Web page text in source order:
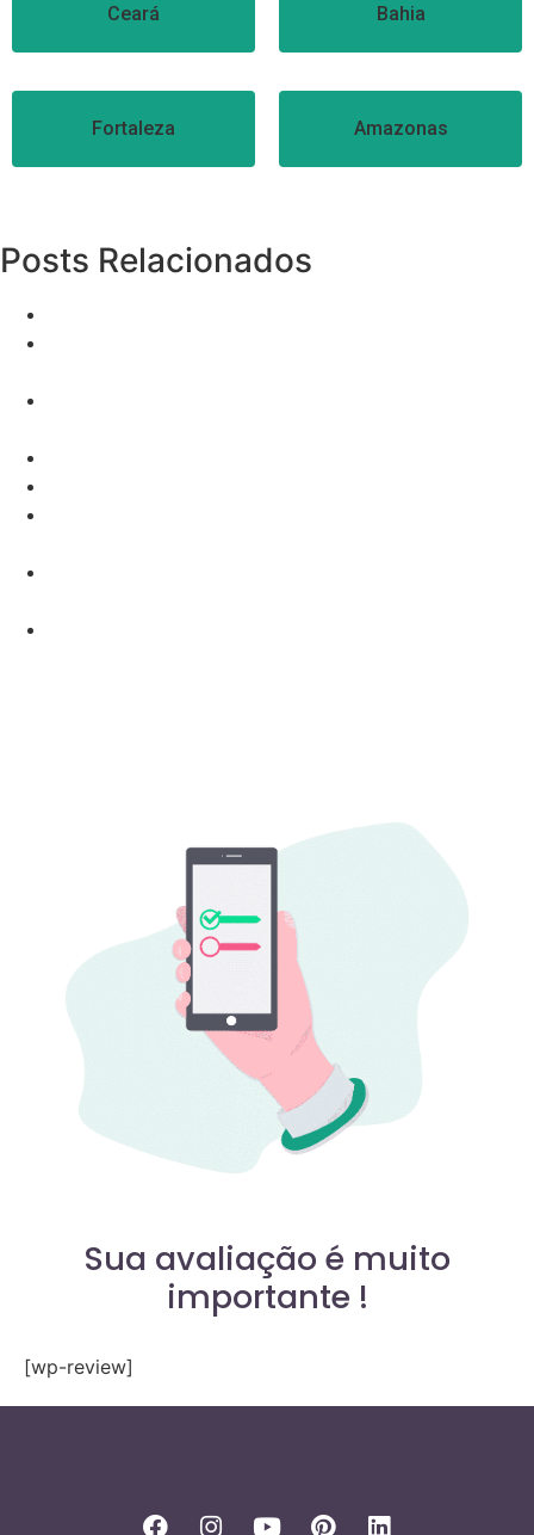
Ceará Bahia
Fortaleza Amazonas
Posts Relacionados
Sua avaliação é muito
importante !
[wp-review]